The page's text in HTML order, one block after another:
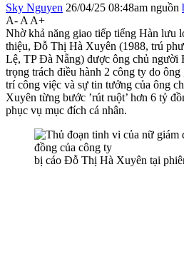
Sky Nguyen 26/04/25 08:48am nguồn
A- A A+
Nhờ khả năng giao tiếp tiếng Hàn lưu
thiệu, Đỗ Thị Hà Xuyên (1988, trú
Lệ, TP Đà Nẵng) được ông chủ người
trọng trách điều hành 2 công ty do
trí công việc và sự tin tưởng của ông
Xuyên từng bước ’rút ruột’ hơn 6 tỷ
phục vụ mục đích cá nhân.
bị cáo Đỗ Thị Hà Xuyên tại